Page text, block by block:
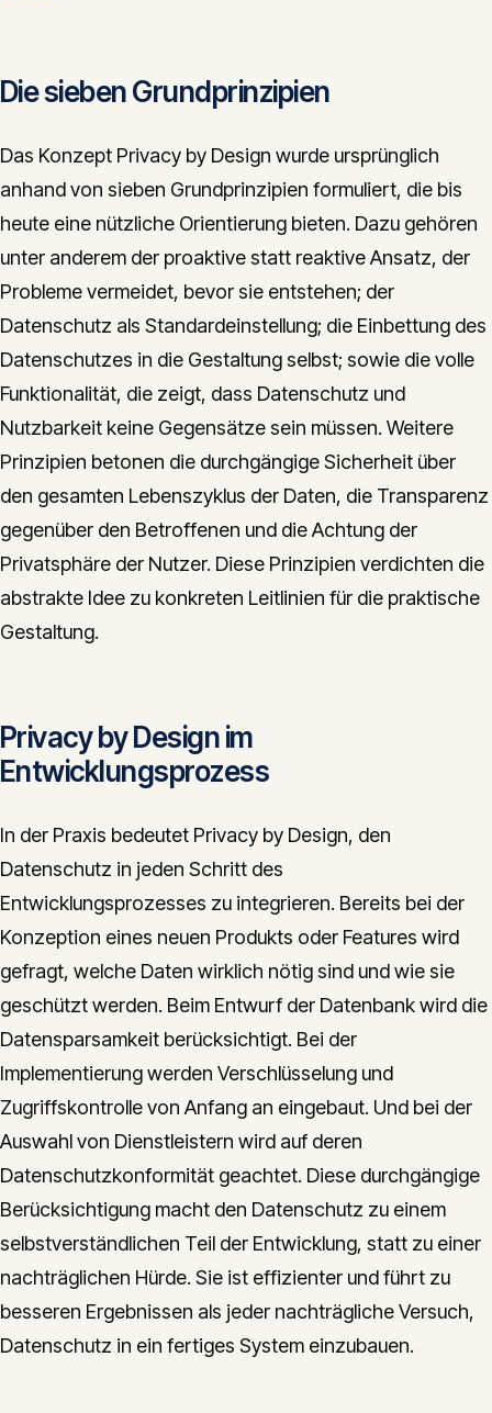
Die sieben Grundprinzipien
Das Konzept Privacy by Design wurde ursprünglich
anhand von sieben Grundprinzipien formuliert, die bis
heute eine nützliche Orientierung bieten. Dazu gehören
unter anderem der proaktive statt reaktive Ansatz, der
Probleme vermeidet, bevor sie entstehen; der
Datenschutz als Standardeinstellung; die Einbettung des
Datenschutzes in die Gestaltung selbst; sowie die volle
Funktionalität, die zeigt, dass Datenschutz und
Nutzbarkeit keine Gegensätze sein müssen. Weitere
Prinzipien betonen die durchgängige Sicherheit über
den gesamten Lebenszyklus der Daten, die Transparenz
gegenüber den Betroffenen und die Achtung der
Privatsphäre der Nutzer. Diese Prinzipien verdichten die
abstrakte Idee zu konkreten Leitlinien für die praktische
Gestaltung.
Privacy by Design im
Entwicklungsprozess
In der Praxis bedeutet Privacy by Design, den
Datenschutz in jeden Schritt des
Entwicklungsprozesses zu integrieren. Bereits bei der
Konzeption eines neuen Produkts oder Features wird
gefragt, welche Daten wirklich nötig sind und wie sie
geschützt werden. Beim Entwurf der Datenbank wird die
Datensparsamkeit berücksichtigt. Bei der
Implementierung werden Verschlüsselung und
Zugriffskontrolle von Anfang an eingebaut. Und bei der
Auswahl von Dienstleistern wird auf deren
Datenschutzkonformität geachtet. Diese durchgängige
Berücksichtigung macht den Datenschutz zu einem
selbstverständlichen Teil der Entwicklung, statt zu einer
nachträglichen Hürde. Sie ist effizienter und führt zu
besseren Ergebnissen als jeder nachträgliche Versuch,
Datenschutz in ein fertiges System einzubauen.